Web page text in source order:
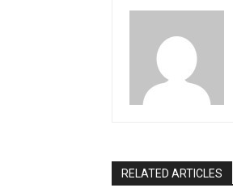
RELATED ARTICLES